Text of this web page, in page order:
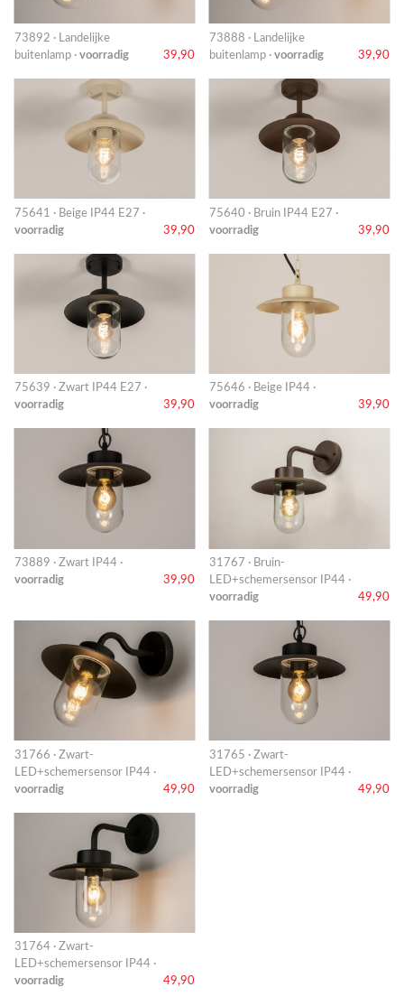
73892 · Landelijke
buitenlamp · voorradig 39,90
73888 · Landelijke
buitenlamp · voorradig 39,90
75641 · Beige IP44 E27 ·
voorradig
39,90
75640 · Bruin IP44 E27 ·
voorradig
39,90
75639 · Zwart IP44 E27 ·
voorradig
39,90
75646 · Beige IP44 ·
voorradig
39,90
73889 · Zwart IP44 ·
voorradig
39,90
31767 · Bruin-
LED+schemersensor IP44 ·
voorradig
49,90
31766 · Zwart-
LED+schemersensor IP44 ·
voorradig
49,90
31765 · Zwart-
LED+schemersensor IP44 ·
voorradig
49,90
31764 · Zwart-
LED+schemersensor IP44 ·
voorradig
49,90